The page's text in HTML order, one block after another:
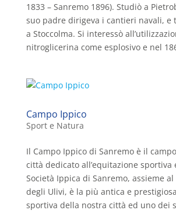
1833 – Sanremo 1896). Studiò a
suo padre dirigeva i cantieri navali, e
a Stoccolma. Si interessò
nitroglicerina come esplosivo e nel
Campo Ippico
Sport e Natura
Il Campo Ippico di Sanremo è il
città dedicato all’equitazione sportiva
Società Ippica di Sanremo, assieme
degli Ulivi, è la più antica e
sportiva della nostra città ed uno dei